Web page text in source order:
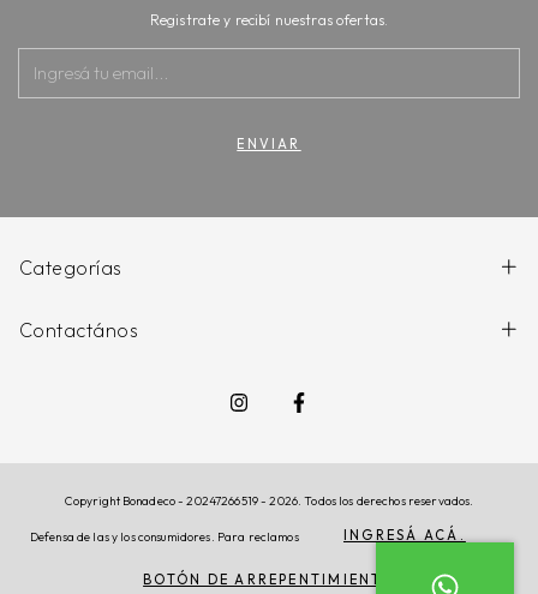
Registrate y recibí nuestras ofertas.
Categorías
Contactános
Copyright Bonadeco - 20247266519 - 2026. Todos los derechos reservados.
Defensa de las y los consumidores. Para reclamos INGRESÁ ACÁ.
BOTÓN DE ARREPENTIMIENTO